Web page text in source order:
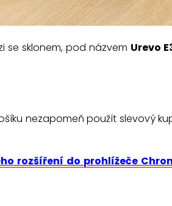
se sklonem, pod názvem Urevo
nezapomeň použít slevový
rozšíření do prohlížeče